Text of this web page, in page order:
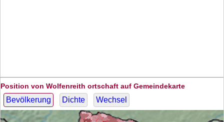
Position von Wolfenreith ortschaft auf Gemeindekarte
Bevölkerung Dichte Wechsel